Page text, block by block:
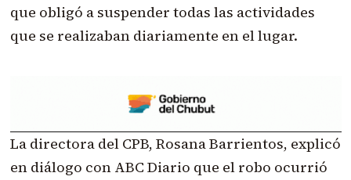
que obligó a suspender todas las actividades
que se realizaban diariamente en el lugar.
La directora del CPB, Rosana Barrientos, explicó
en diálogo con ABC Diario que el robo ocurrió